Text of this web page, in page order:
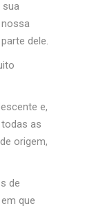
sua
dele.
e,
as
origem,
de
que